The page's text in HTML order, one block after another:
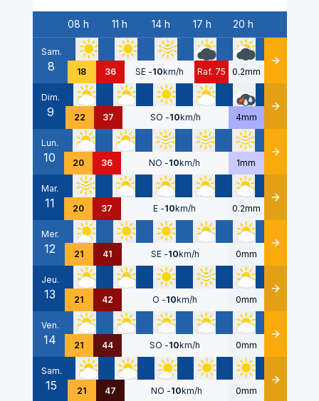
Date
08 h 11 h 14 h 17 h 20 h
Sam.
8 18 36 SE -10km/h Raf. 75 0.2mm Détails
Dim.
9 22 37 SO -10km/h 4mm Détails
Lun.
10 20 36 NO -10km/h 1mm Détails
Mar.
11 20 37 E -10km/h 0.2mm Détails
Mer.
12 21 41 SE -10km/h 0mm Détails
Jeu.
13 21 42 O -10km/h 0mm Détails
Ven.
14 21 44 SO -10km/h 0mm Détails
Sam.
15 21 47 NO -10km/h 0mm Détails